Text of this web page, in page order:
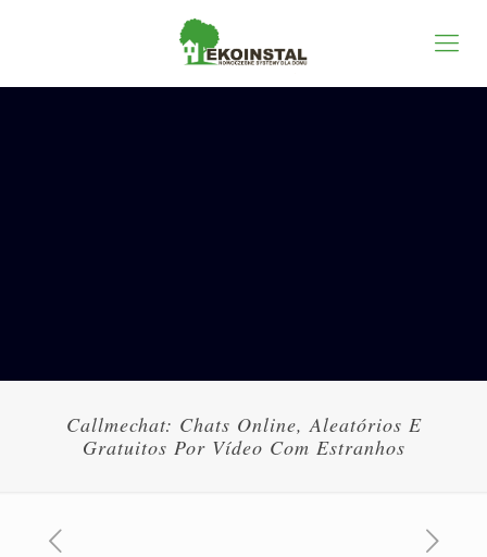
Callmechat: Chats Online, Aleatórios E
Gratuitos Por Vídeo Com Estranhos